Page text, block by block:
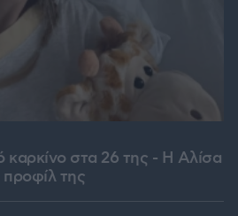
στα 26 της - Η Αλίσα
της